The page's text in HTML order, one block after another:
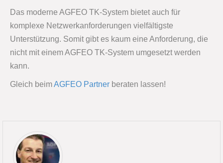
Das moderne AGFEO TK-System bietet auch für
komplexe Netzwerkanforderungen vielfältigste
Unterstützung. Somit gibt es kaum eine Anforderung, die
nicht mit einem AGFEO TK-System umgesetzt werden
kann.
Gleich beimAGFEO Partner beraten lassen!